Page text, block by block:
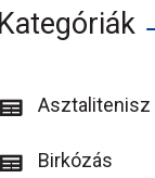
Kategóriák
Asztalitenisz
Birkózás